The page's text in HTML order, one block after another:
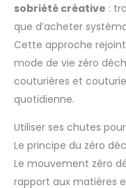
sobriété créative :
que d’acheter
Cette approche
mode de vie zéro
couturières et
quotidienne.
Utiliser ses chutes
Le principe du zéro
Le mouvement zéro
rapport aux matières